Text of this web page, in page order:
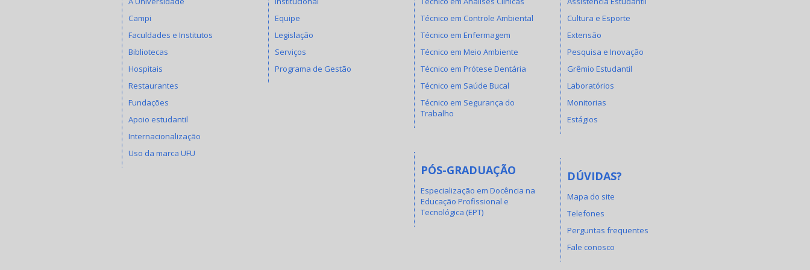
Campi
Faculdades e Institutos
Bibliotecas
Hospitais
Restaurantes
Fundações
Apoio estudantil
Internacionalização
Uso da marca UFU
Equipe
Legislação
Serviços
Programa de Gestão
Técnico em Controle Ambiental
Técnico em Enfermagem
Técnico em Meio Ambiente
Técnico em Prótese Dentária
Técnico em Saúde Bucal
Técnico em Segurança do
Trabalho
PÓS-GRADUAÇÃO
Especialização em Docência na
Educação Profissional e
Tecnológica (EPT)
Cultura e Esporte
Extensão
Pesquisa e Inovação
Grêmio Estudantil
Laboratórios
Monitorias
Estágios
DÚVIDAS?
Mapa do site
Telefones
Perguntas frequentes
Fale conosco